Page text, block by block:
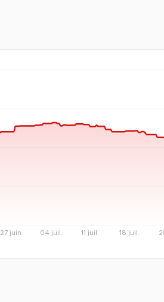
27 juin 04 juil. 11 juil. 18 juil.